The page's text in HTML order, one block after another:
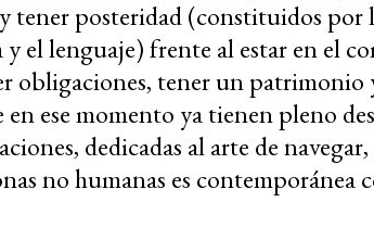
tener posteridad (constituidos por
el lenguaje) frente al estar en el
obligaciones, tener un patrimonio
ese momento ya tienen pleno
dedicadas al arte de navegar,
no humanas es contemporánea